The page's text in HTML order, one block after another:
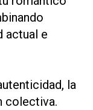
actual e
la
colectiva.